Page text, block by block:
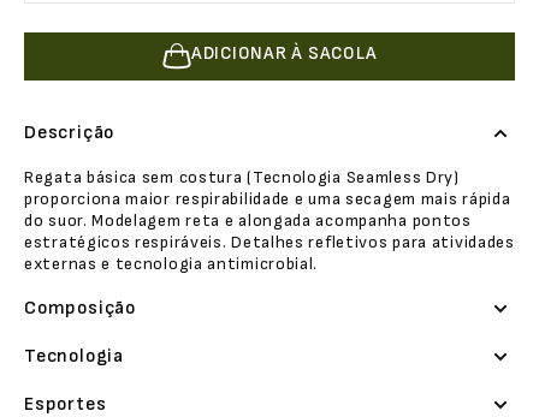
ADICIONAR À SACOLA
Descrição
Regata básica sem costura (Tecnologia Seamless Dry)
proporciona maior respirabilidade e uma secagem mais rápida
do suor. Modelagem reta e alongada acompanha pontos
estratégicos respiráveis. Detalhes refletivos para atividades
externas e tecnologia antimicrobial.
Composição
Tecnologia
Esportes